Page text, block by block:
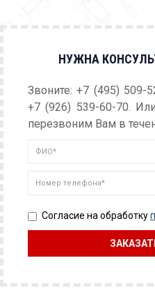
НУЖНА
Звоните: +7 (495) 509-
+7 (926) 539-60-70.
перезвоним Вам в
Согласие на обработку